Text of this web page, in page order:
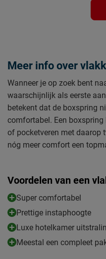
Meer info over
Wanneer je op zoek bent
waarschijnlijk als eerste
betekent dat de boxspring
comfortabel. Een
of pocketveren met daarop
nóg meer comfort een
Voordelen van een
Super comfortabel
Prettige instaphoogte
Luxe hotelkamer
Meestal een compleet